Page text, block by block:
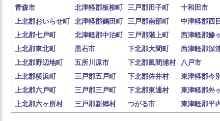
青森市 北津軽郡板柳町 三戸郡田子町
十和田市
上北郡おいらせ町
北津軽郡鶴田町 三戸郡南部町
中津軽郡西
上北郡七戸町
北津軽郡中泊町 三戸郡階上町
西津軽郡鰺
上北郡東北町
黒石市 下北郡大間町
西津軽郡深
上北郡野辺地町
五所川原市 下北郡風間浦村
八戸市
上北郡横浜町
三戸郡五戸町 下北郡佐井村
東津軽郡今
上北郡六戸町
三戸郡三戸町 下北郡東通村
東津軽郡外
上北郡六ヶ所村
三戸郡新郷村 つがる市 東津軽郡平